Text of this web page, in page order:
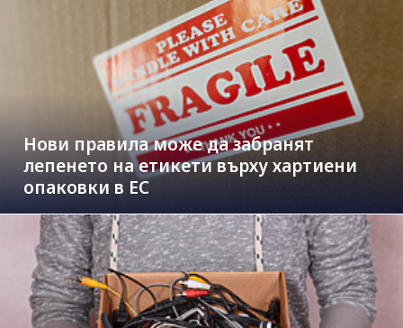
Нови правила може да забранят
лепенето на етикети върху хартиени
опаковки в ЕС